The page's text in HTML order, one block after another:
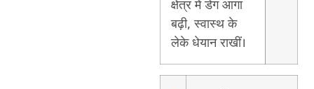
क्षेत्र में डेग आगा
बढ़ी, स्वास्थ के
लेके धेयान राखीं।